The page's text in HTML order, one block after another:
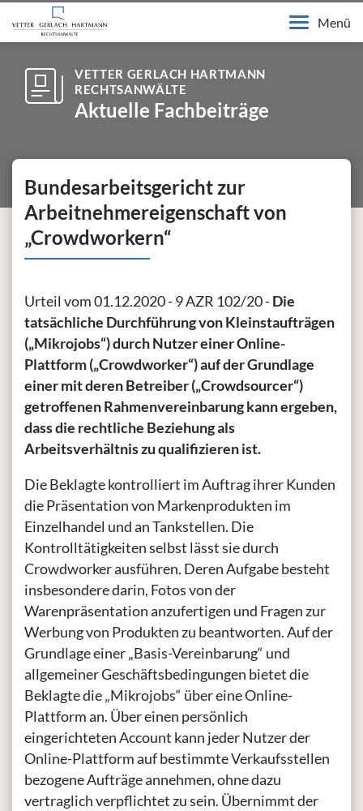
Menü
VETTER GERLACH HARTMANN
RECHTSANWÄLTE
Aktuelle Fachbeiträge
Bundesarbeitsgericht zur
Arbeitnehmereigenschaft von
„Crowdworkern“
Urteil vom 01.12.2020 - 9 AZR 102/20 -Die
tatsächliche Durchführung von Kleinstaufträgen
(„Mikrojobs“) durch Nutzer einer Online-
Plattform („Crowdworker“) auf der Grundlage
einer mit deren Betreiber („Crowdsourcer“)
getroffenen Rahmenvereinbarung kann ergeben,
dass die rechtliche Beziehung als
Arbeitsverhältnis zu qualifizieren ist.
Die Beklagte kontrolliert im Auftrag ihrer Kunden
die Präsentation von Markenprodukten im
Einzelhandel und an Tankstellen. Die
Kontrolltätigkeiten selbst lässt sie durch
Crowdworker ausführen. Deren Aufgabe besteht
insbesondere darin, Fotos von der
Warenpräsentation anzufertigen und Fragen zur
Werbung von Produkten zu beantworten. Auf der
Grundlage einer „Basis-Vereinbarung“ und
allgemeiner Geschäftsbedingungen bietet die
Beklagte die „Mikrojobs“ über eine Online-
Plattform an. Über einen persönlich
eingerichteten Account kann jeder Nutzer der
Online-Plattform auf bestimmte Verkaufsstellen
bezogene Aufträge annehmen, ohne dazu
vertraglich verpflichtet zu sein. Übernimmt der